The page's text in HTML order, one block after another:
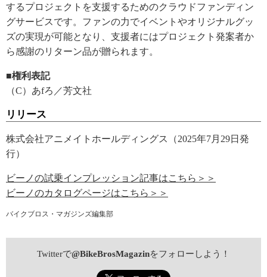
するプロジェクトを支援するためのクラウドファンディン
グサービスです。ファンの力でイベントやオリジナルグッ
ズの実現が可能となり、支援者にはプロジェクト発案者か
ら感謝のリターン品が贈られます。
■権利表記
（C）あfろ／芳文社
リリース
株式会社アニメイトホールディングス（2025年7月29日発
行）
ビーノの試乗インプレッション記事はこちら＞＞
ビーノのカタログページはこちら＞＞
バイクブロス・マガジンズ編集部
Twitterで@BikeBrosMagazinをフォローしよう！